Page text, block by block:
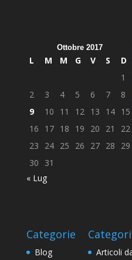
Ottobre 2017
L M M G V S
D
1
2
3 4 5 6 7
8
9
10 11 12 13 14 15
16
17 18 19 20 21
22
23
24 25 26 27 28
29
30
31
« Lug
Categorie
Blog Articoli